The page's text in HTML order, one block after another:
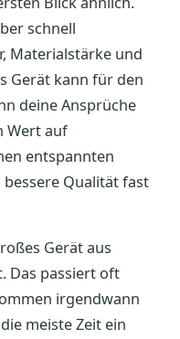
schnell
Materialstärke und
Gerät kann für den
deine Ansprüche
Wert auf
entspannten
Qualität fast
Gerät aus
Das passiert oft
irgendwann
meiste Zeit ein